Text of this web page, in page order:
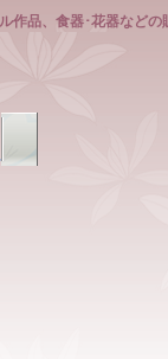
作品、食器･花器などの